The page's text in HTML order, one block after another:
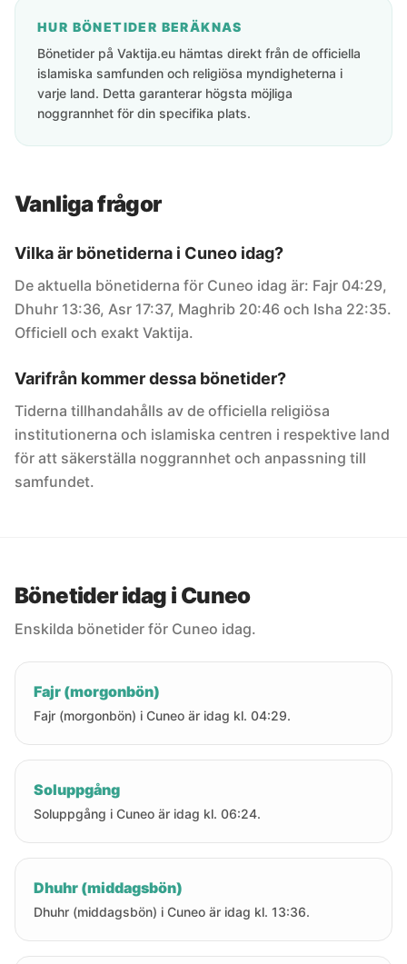
HUR BÖNETIDER BERÄKNAS
Bönetider på Vaktija.eu hämtas direkt från de officiella
islamiska samfunden och religiösa myndigheterna i
varje land. Detta garanterar högsta möjliga
noggrannhet för din specifika plats.
Vanliga frågor
Vilka är bönetiderna i Cuneo idag?
De aktuella bönetiderna för Cuneo idag är: Fajr 04:29,
Dhuhr 13:36, Asr 17:37, Maghrib 20:46 och Isha 22:35.
Officiell och exakt Vaktija.
Varifrån kommer dessa bönetider?
Tiderna tillhandahålls av de officiella religiösa
institutionerna och islamiska centren i respektive land
för att säkerställa noggrannhet och anpassning till
samfundet.
Bönetider idag i Cuneo
Enskilda bönetider för Cuneo idag.
Fajr (morgonbön)
Fajr (morgonbön) i Cuneo är idag kl. 04:29.
Soluppgång
Soluppgång i Cuneo är idag kl. 06:24.
Dhuhr (middagsbön)
Dhuhr (middagsbön) i Cuneo är idag kl. 13:36.